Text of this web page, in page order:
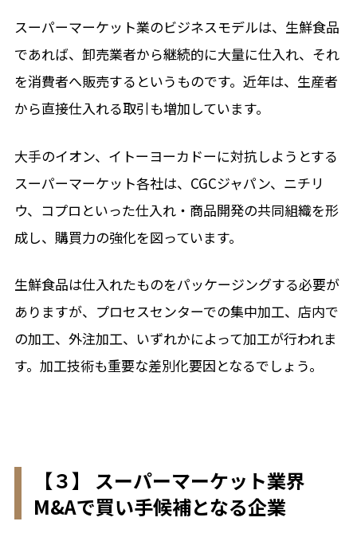
スーパーマーケット業のビジネスモデルは、生鮮食品
であれば、卸売業者から継続的に大量に仕入れ、それ
を消費者へ販売するというものです。近年は、生産者
から直接仕入れる取引も増加しています。
大手のイオン、イトーヨーカドーに対抗しようとする
スーパーマーケット各社は、CGCジャパン、ニチリ
ウ、コプロといった仕入れ・商品開発の共同組織を形
成し、購買力の強化を図っています。
生鮮食品は仕入れたものをパッケージングする必要が
ありますが、プロセスセンターでの集中加工、店内で
の加工、外注加工、いずれかによって加工が行われま
す。加工技術も重要な差別化要因となるでしょう。
【３】 スーパーマーケット業界
M&Aで買い手候補となる企業